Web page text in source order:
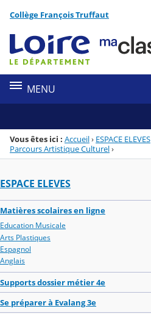
Menu de la rubrique
Contenu
Collège François Truffaut
MENU
Vous êtes ici : Accueil› ESPACE ELEVES
Parcours Artistique Culturel›
ESPACE ELEVES
Matières scolaires en ligne
Education Musicale
Arts Plastiques
Espagnol
Anglais
Supports dossier métier 4e
Se préparer à Evalang 3e